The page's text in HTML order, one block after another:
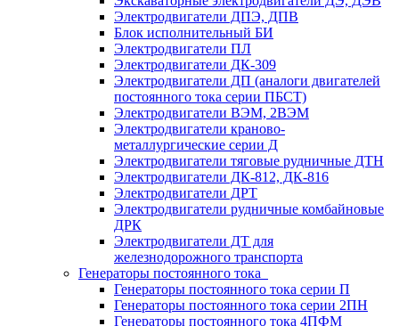
Электродвигатели ДПЭ, ДПВ
Блок исполнительный БИ
Электродвигатели ПЛ
Электродвигатели ДК-309
Электродвигатели ДП (аналоги двигателей
постоянного тока серии ПБСТ)
Электродвигатели ВЭМ, 2ВЭМ
Электродвигатели краново-
металлургические серии Д
Электродвигатели тяговые рудничные ДТН
Электродвигатели ДК-812, ДК-816
Электродвигатели ДРТ
Электродвигатели рудничные комбайновые
ДРК
Электродвигатели ДТ для
железнодорожного транспорта
Генераторы постоянного тока
Генераторы постоянного тока серии П
Генераторы постоянного тока серии 2ПН
Генераторы постоянного тока 4ПФМ